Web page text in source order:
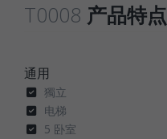
T0008 产品特点
通用
獨立
电梯
5 卧室